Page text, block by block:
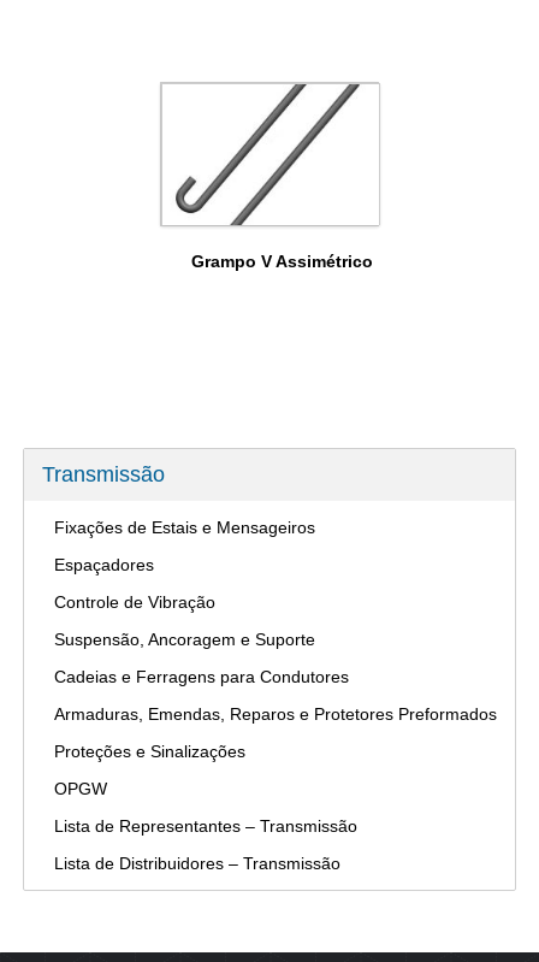
Grampo V Assimétrico
Transmissão
Fixações de Estais e Mensageiros
Espaçadores
Controle de Vibração
Suspensão, Ancoragem e Suporte
Cadeias e Ferragens para Condutores
Armaduras, Emendas, Reparos e Protetores Preformados
Proteções e Sinalizações
OPGW
Lista de Representantes – Transmissão
Lista de Distribuidores – Transmissão